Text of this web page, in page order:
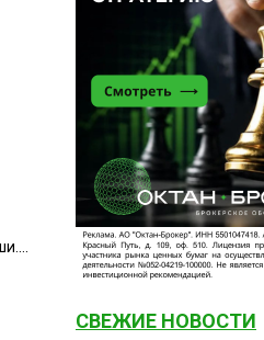
СВЕЖИЕ НОВОСТИ